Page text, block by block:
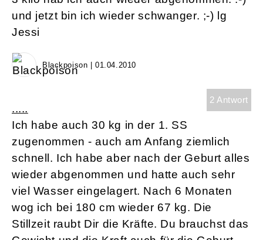
und jetzt bin ich wieder schwanger. ;-) lg
Jessi
Blackpoison | 01.04.2010
2 Antwort
.....
Ich habe auch 30 kg in der 1. SS
zugenommen - auch am Anfang ziemlich
schnell. Ich habe aber nach der Geburt alles
wieder abgenommen und hatte auch sehr
viel Wasser eingelagert. Nach 6 Monaten
wog ich bei 180 cm wieder 67 kg. Die
Stillzeit raubt Dir die Kräfte. Du brauchst das